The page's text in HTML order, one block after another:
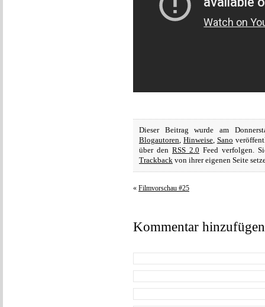
Dieser Beitrag wurde am
Blogautoren, Hinweise, Sano
über den RSS 2.0 Feed verfolgen.
Trackback von ihrer eigenen Seite
« Filmvorschau #25
Kommentar hinzufügen